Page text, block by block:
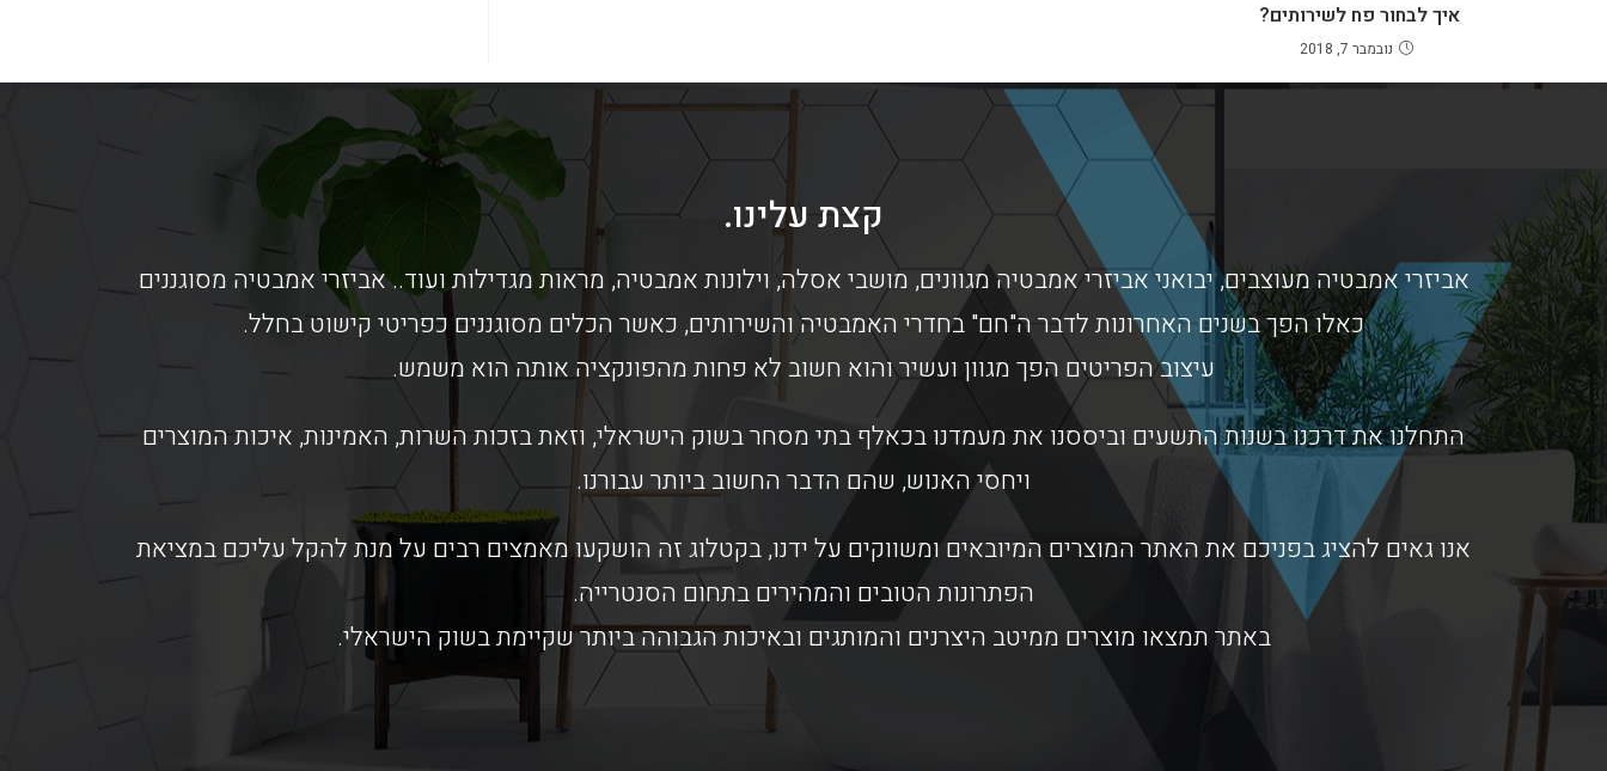
איך לבחור פח לשירותים?
נובמבר 7, 2018
קצת עלינו.
אביזרי אמבטיה מעוצבים, יבואני אביזרי אמבטיה מגוונים, מושבי אסלה, וילונות אמבטיה, מראות מגדילות ועוד.. אביזרי אמבטיה מסוגננים
כאלו הפך בשנים האחרונות לדבר ה"חם" בחדרי האמבטיה והשירותים, כאשר הכלים מסוגננים כפריטי קישוט בחלל.
עיצוב הפריטים הפך מגוון ועשיר והוא חשוב לא פחות מהפונקציה אותה הוא משמש.
התחלנו את דרכנו בשנות התשעים וביססנו את מעמדנו בכאלף בתי מסחר בשוק הישראלי, וזאת בזכות השרות, האמינות, איכות המוצרים
ויחסי האנוש, שהם הדבר החשוב ביותר עבורנו.
אנו גאים להציג בפניכם את האתר המוצרים המיובאים ומשווקים על ידנו, בקטלוג זה הושקעו מאמצים רבים על מנת להקל עליכם במציאת
הפתרונות הטובים והמהירים בתחום הסנטרייה.
באתר תמצאו מוצרים ממיטב היצרנים והמותגים ובאיכות הגבוהה ביותר שקיימת בשוק הישראלי.